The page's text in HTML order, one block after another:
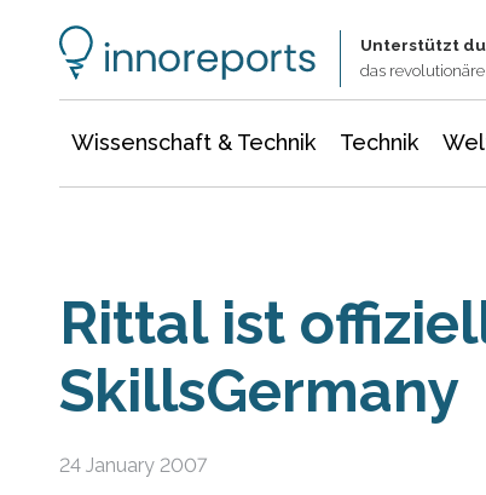
Unterstützt
das
Wissenschaft & Technik Technik
Rittal ist
SkillsGermany
24 January 2007